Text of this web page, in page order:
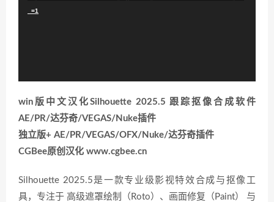
_=1
win版中文汉化Silhouette 2025.5 跟踪抠像合成软件
AE/PR/达芬奇/VEGAS/Nuke插件
独立版+ AE/PR/VEGAS/OFX/Nuke/达芬奇插件
CGBee原创汉化 www.cgbee.cn
Silhouette 2025.5是一款专业级影视特效合成与抠像工
具，专注于 ‌高级遮罩绘制（Roto）‌、‌画面修复（Paint）‌ 与